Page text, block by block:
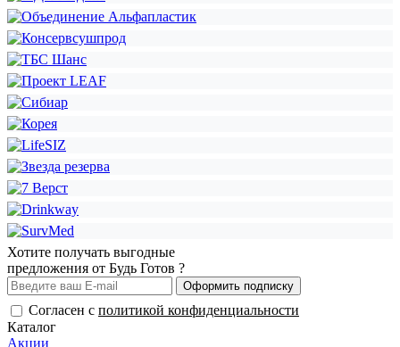
Хотите получать выгодные
предложения от Будь Готов ?
Оформить подписку
Согласен с политикой конфиденциальности
Каталог
Акции